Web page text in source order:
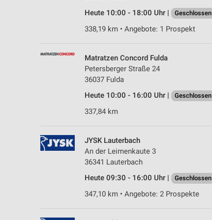
Heute 10:00 - 18:00 Uhr |
Geschlossen
338,19 km • Angebote: 1 Prospekt
Matratzen Concord Fulda
Petersberger Straße 24
36037 Fulda
Heute 10:00 - 16:00 Uhr |
Geschlossen
337,84 km
JYSK Lauterbach
An der Leimenkaute 3
36341 Lauterbach
Heute 09:30 - 16:00 Uhr |
Geschlossen
347,10 km • Angebote: 2 Prospekte